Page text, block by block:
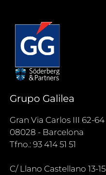
Grupo Galilea
Gran Via Carlos III 62-64
08028 - Barcelona
Tfno.: 93 414 51 51
C/ Llano Castellano 13-15